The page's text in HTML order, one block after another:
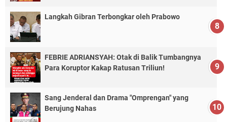
Langkah Gibran Terbongkar oleh Prabowo
FEBRIE ADRIANSYAH: Otak di Balik Tumbangnya
Para Koruptor Kakap Ratusan Triliun!
Sang Jenderal dan Drama "Omprengan" yang
Berujung Nahas